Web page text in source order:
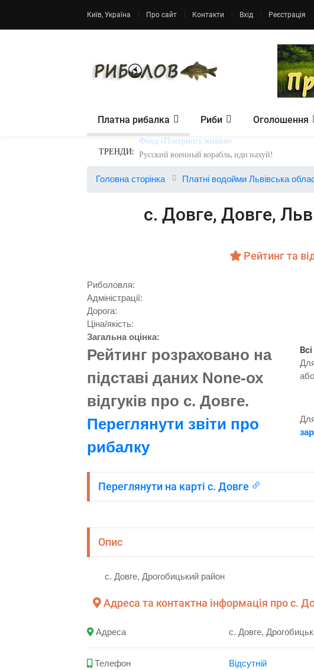
Київ, Україна Про сайт Контакти Вхід Реєстрація
Платна рибалка Риби Оголошення
ТРЕНДИ: Фонд «Повернись живим»
Головна сторінка Платні водойми Львівська
с. Довге, Довге,
Рейтинг та
Риболовля:
Aдміністрації:
Дорога:
Ціна/якість:
Загальна оцінка:
Рейтинг розраховано на
підставі даних None-ох
відгуків про с. Довге.
або
Переглянути звіти про
рибалку
Переглянути на карті с. Довге
Опис
с. Довге, Дрогобицький район
Адреса та контактна інформація про с.
Адреса с. Довге,
Телефон Відсутній